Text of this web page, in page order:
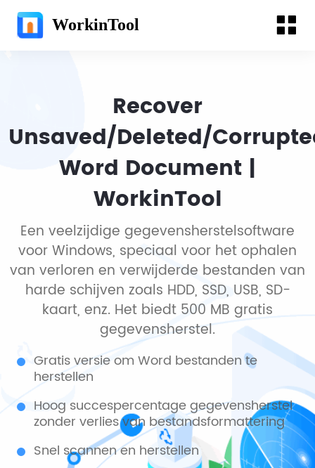
WorkinTool
Recover
Unsaved/Deleted/
Word Document |
WorkinTool
Een veelzijdige gegevensherstelsoftware
voor Windows, speciaal voor het ophalen
van verloren en verwijderde bestanden van
harde schijven zoals HDD, SSD, USB, SD-
kaart, enz. Het biedt 500 MB gratis
gegevensherstel.
Gratis versie om Word bestanden te
herstellen
Hoog succespercentage gegevensherstel
zonder verlies van bestandsformattering
Snel scannen en herstellen